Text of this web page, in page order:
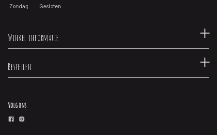
Zondag
Gesloten
Winkel informatie
Bestellen
Volg ons